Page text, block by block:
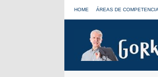
HOME ÁREAS DE COMPETENCIA